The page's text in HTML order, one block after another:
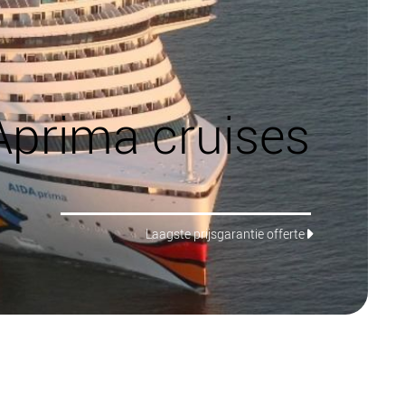
cruises
Laagste prijsgarantie offerte